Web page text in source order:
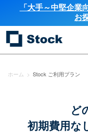
「大手～中堅企
お
ホーム > Stock ご利用プラン
ど
初期費用な